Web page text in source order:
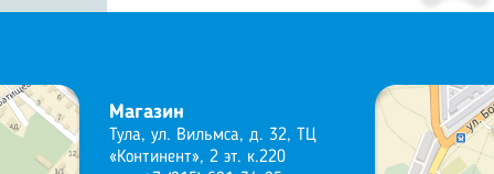
Магазин
Тула, ул. Вильмса, д. 32, ТЦ
«Континент», 2 эт. к.220